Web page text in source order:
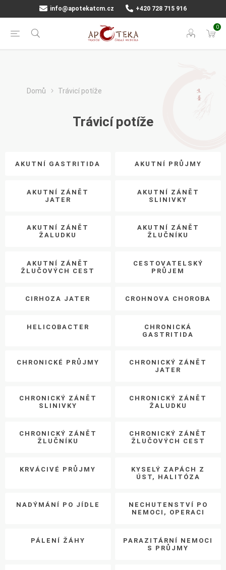
info@apotekatcm.cz +420 728 715 916
0
Domů Trávicí potíže
Trávicí potíže
AKUTNÍ GASTRITIDA AKUTNÍ PRŮJMY
AKUTNÍ ZÁNĚT
JATER
AKUTNÍ ZÁNĚT
SLINIVKY
AKUTNÍ ZÁNĚT
ŽALUDKU
AKUTNÍ ZÁNĚT
ŽLUČNÍKU
AKUTNÍ ZÁNĚT
ŽLUČOVÝCH CEST
CESTOVATELSKÝ
PRŮJEM
CIRHOZA JATER CROHNOVA CHOROBA
HELICOBACTER
CHRONICKÁ
GASTRITIDA
CHRONICKÉ PRŮJMY
CHRONICKÝ ZÁNĚT
JATER
CHRONICKÝ ZÁNĚT
SLINIVKY
CHRONICKÝ ZÁNĚT
ŽALUDKU
CHRONICKÝ ZÁNĚT
ŽLUČNÍKU
CHRONICKÝ ZÁNĚT
ŽLUČOVÝCH CEST
KRVÁCIVÉ PRŮJMY
KYSELÝ ZAPÁCH Z
ÚST, HALITÓZA
NADÝMÁNÍ PO JÍDLE
NECHUTENSTVÍ PO
NEMOCI, OPERACI
PÁLENÍ ŽÁHY
PARAZITÁRNÍ NEMOCI
S PRŮJMY